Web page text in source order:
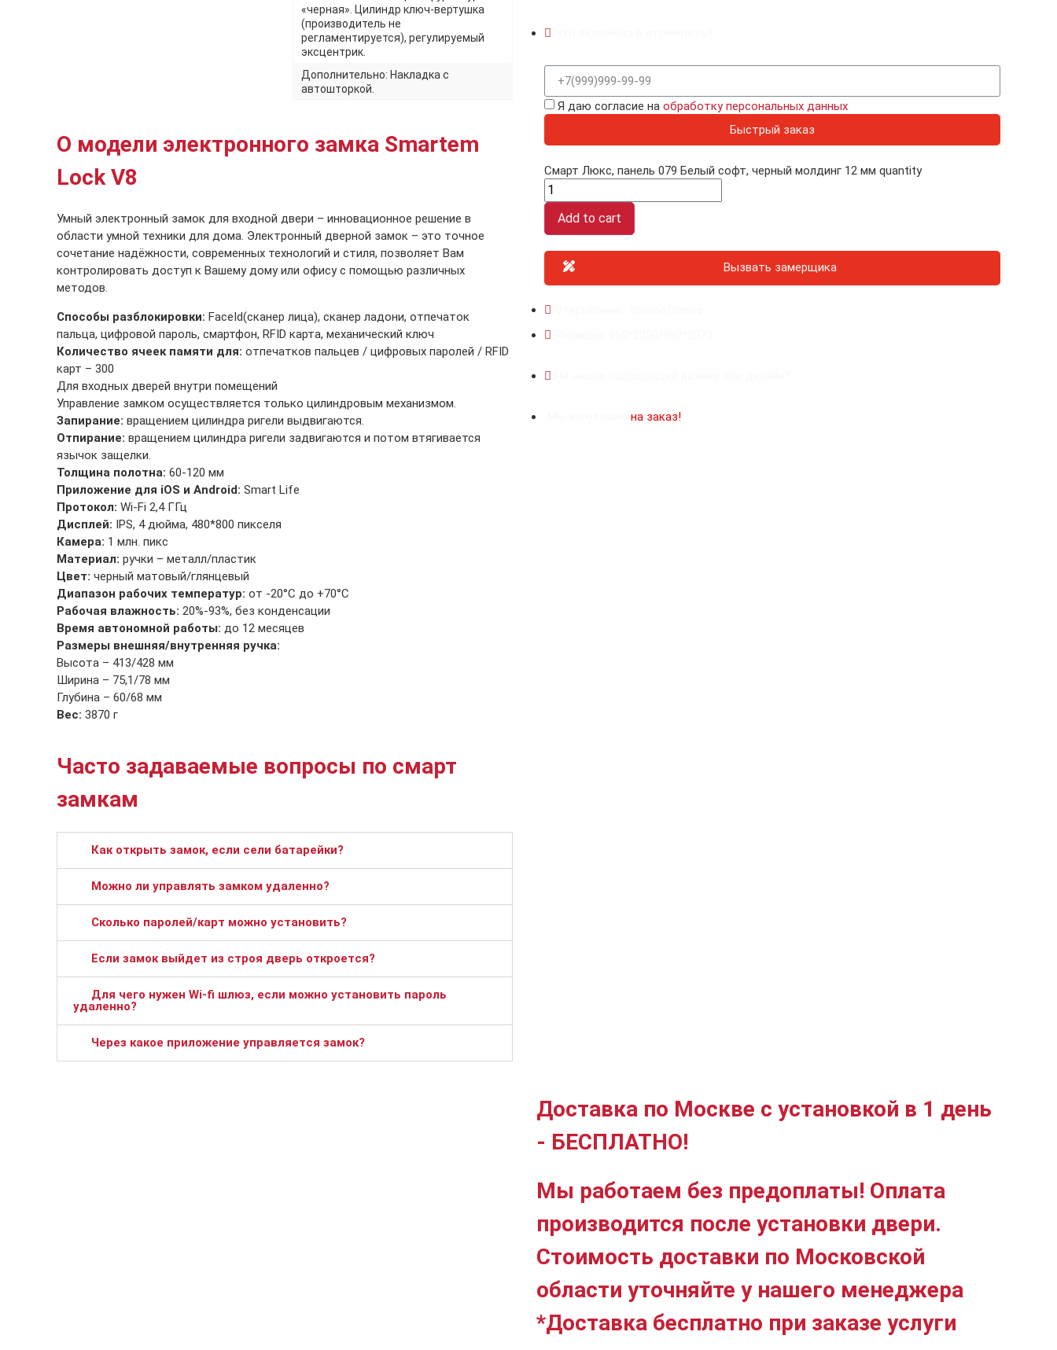
«черная». Цилиндр ключ-вертушка
(производитель не
регламентируется), регулируемый
эксцентрик.
Дополнительно: Накладка с
автошторкой.
О модели электронного замка Smartem
Lock V8
Умный электронный замок для входной двери – инновационное решение в
области умной техники для дома. Электронный дверной замок – это точное
сочетание надёжности, современных технологий и стиля, позволяет Вам
контролировать доступ к Вашему дому или офису с помощью различных
методов.
Способы разблокировки: FaceId(сканер лица), сканер ладони, отпечаток
пальца, цифровой пароль, смартфон, RFID карта, механический ключ
Количество ячеек памяти для: отпечатков пальцев / цифровых паролей / RFID
карт – 300
Для входных дверей внутри помещений
Управление замком осуществляется только цилиндровым механизмом.
Запирание: вращением цилиндра ригели выдвигаются.
Отпирание: вращением цилиндра ригели задвигаются и потом втягивается
язычок защелки.
Толщина полотна: 60-120 мм
Приложение для iOS и Android: Smart Life
Протокол: Wi-Fi 2,4 ГГц
Дисплей: IPS, 4 дюйма, 480*800 пикселя
Камера: 1 млн. пикс
Материал: ручки – металл/пластик
Цвет: черный матовый/глянцевый
Диапазон рабочих температур: от -20°C до +70°C
Рабочая влажность: 20%-93%, без конденсации
Время автономной работы: до 12 месяцев
Размеры внешняя/внутренняя ручка:
Высота – 413/428 мм
Ширина – 75,1/78 мм
Глубина – 60/68 мм
Вес: 3870 г
Часто задаваемые вопросы по смарт
замкам
Как открыть замок, если сели батарейки?
Можно ли управлять замком удаленно?
Сколько паролей/карт можно установить?
Если замок выйдет из строя дверь откроется?
Для чего нужен Wi-fi шлюз, если можно установить пароль
удаленно?
Через какое приложение управляется замок?
Я даю согласие на обработку персональных данных
Быстрый заказ
Смарт Люкс, панель 079 Белый софт, черный молдинг 12 мм quantity
Add to cart
Вызвать замерщика
на заказ!
Доставка по Москве с установкой в 1 день
- БЕСПЛАТНО!
Мы работаем без предоплаты! Оплата
производится после установки двери.
Стоимость доставки по Московской
области уточняйте у нашего менеджера
*Доставка бесплатно при заказе услуги